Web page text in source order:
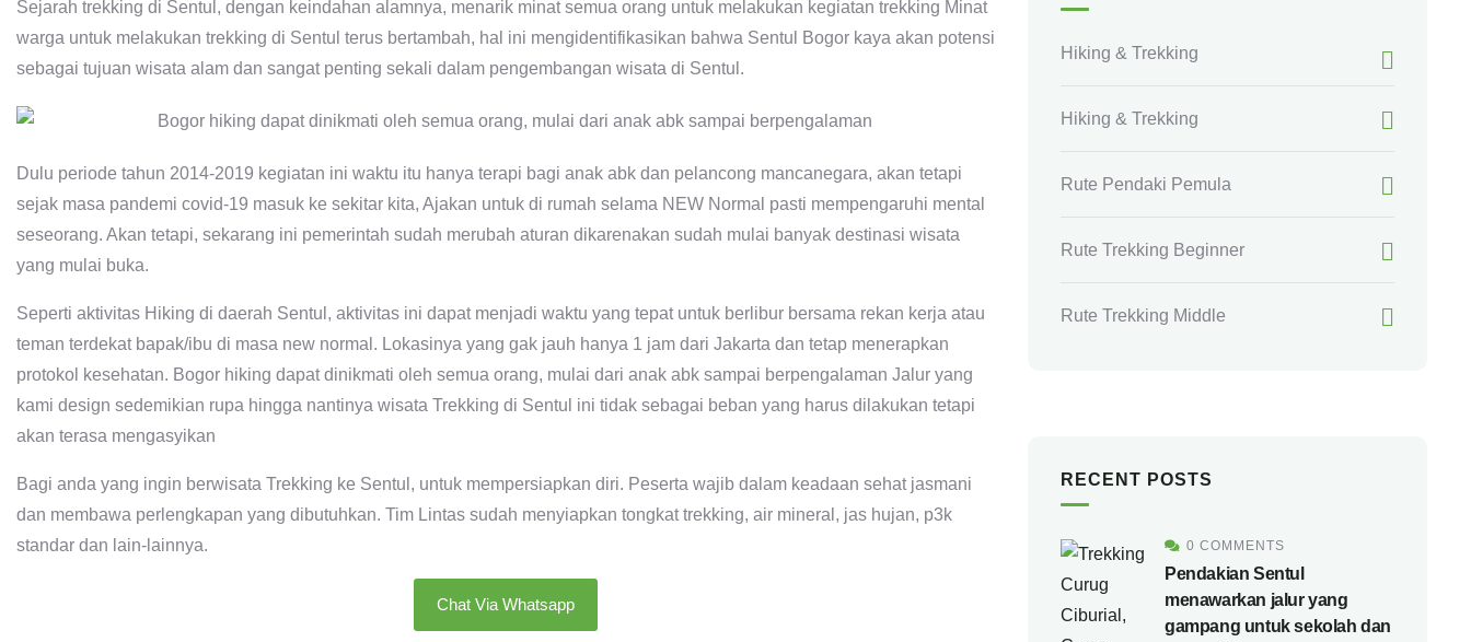
Sejarah trekking di Sentul, dengan keindahan alamnya, menarik minat semua orang untuk melakukan kegiatan trekking Minat
warga untuk melakukan trekking di Sentul terus bertambah, hal ini mengidentifikasikan bahwa Sentul Bogor kaya akan potensi
sebagai tujuan wisata alam dan sangat penting sekali dalam pengembangan wisata di Sentul.
Dulu periode tahun 2014-2019 kegiatan ini waktu itu hanya terapi bagi anak abk dan pelancong mancanegara, akan tetapi
sejak masa pandemi covid-19 masuk ke sekitar kita, Ajakan untuk di rumah selama NEW Normal pasti mempengaruhi mental
seseorang. Akan tetapi, sekarang ini pemerintah sudah merubah aturan dikarenakan sudah mulai banyak destinasi wisata
yang mulai buka.
Seperti aktivitas Hiking di daerah Sentul, aktivitas ini dapat menjadi waktu yang tepat untuk berlibur bersama rekan kerja atau
teman terdekat bapak/ibu di masa new normal. Lokasinya yang gak jauh hanya 1 jam dari Jakarta dan tetap menerapkan
protokol kesehatan. Bogor hiking dapat dinikmati oleh semua orang, mulai dari anak abk sampai berpengalaman Jalur yang
kami design sedemikian rupa hingga nantinya wisata Trekking di Sentul ini tidak sebagai beban yang harus dilakukan tetapi
akan terasa mengasyikan
Bagi anda yang ingin berwisata Trekking ke Sentul, untuk mempersiapkan diri. Peserta wajib dalam keadaan sehat jasmani
dan membawa perlengkapan yang dibutuhkan. Tim Lintas sudah menyiapkan tongkat trekking, air mineral, jas hujan, p3k
standar dan lain-lainnya.
Chat Via Whatsapp
Hiking & Trekking
Hiking & Trekking
Rute Pendaki Pemula
Rute Trekking Beginner
Rute Trekking Middle
RECENT POSTS
0 COMMENTS
Pendakian Sentul
menawarkan jalur yang
gampang untuk sekolah dan